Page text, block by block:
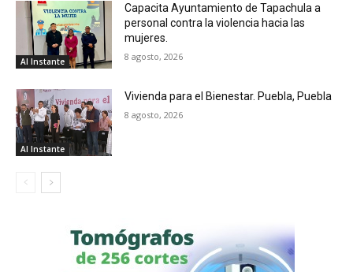
Al Instante
Capacita Ayuntamiento de Tapachula a
personal contra la violencia hacia las
mujeres.
8 agosto, 2026
Al Instante
Vivienda para el Bienestar. Puebla, Puebla
8 agosto, 2026